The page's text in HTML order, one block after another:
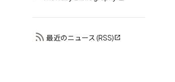
最近のニュース (RSS)